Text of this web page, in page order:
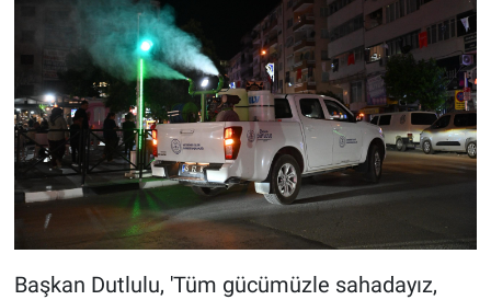
Başkan Dutlulu, 'Tüm gücümüzle sahadayız,